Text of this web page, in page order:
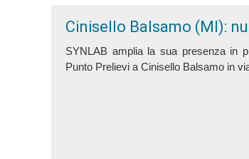
Cinisello Balsamo (MI):
SYNLAB amplia la sua presenza in
Punto Prelievi a Cinisello Balsamo in